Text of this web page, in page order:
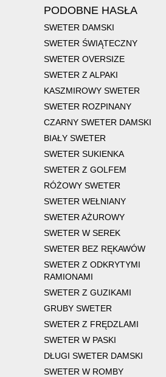
PODOBNE HASŁA
SWETER DAMSKI
SWETER ŚWIĄTECZNY
SWETER OVERSIZE
SWETER Z ALPAKI
KASZMIROWY SWETER
SWETER ROZPINANY
CZARNY SWETER DAMSKI
BIAŁY SWETER
SWETER SUKIENKA
SWETER Z GOLFEM
RÓŻOWY SWETER
SWETER WEŁNIANY
SWETER AŻUROWY
SWETER W SEREK
SWETER BEZ RĘKAWÓW
SWETER Z ODKRYTYMI
RAMIONAMI
SWETER Z GUZIKAMI
GRUBY SWETER
SWETER Z FRĘDZLAMI
SWETER W PASKI
DŁUGI SWETER DAMSKI
SWETER W ROMBY